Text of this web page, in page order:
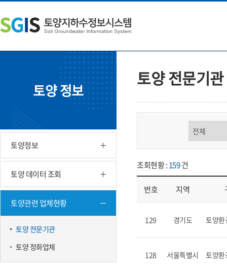
문
내
용
쪽
메
뉴
단
주
소
토양 정보
토양정보
토양 데이터 조회
토양관련 업체현황
토양 전문기관
토양 정화업체
토양 전문기관
조회현황 :159건
번호 지역
129 경기도 토양환
128 서울특별시 토양환